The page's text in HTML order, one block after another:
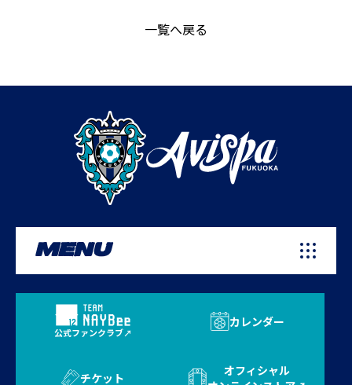
一覧へ戻る
MENU
公式ファンクラブ
カレンダー
チケット
オフィシャル